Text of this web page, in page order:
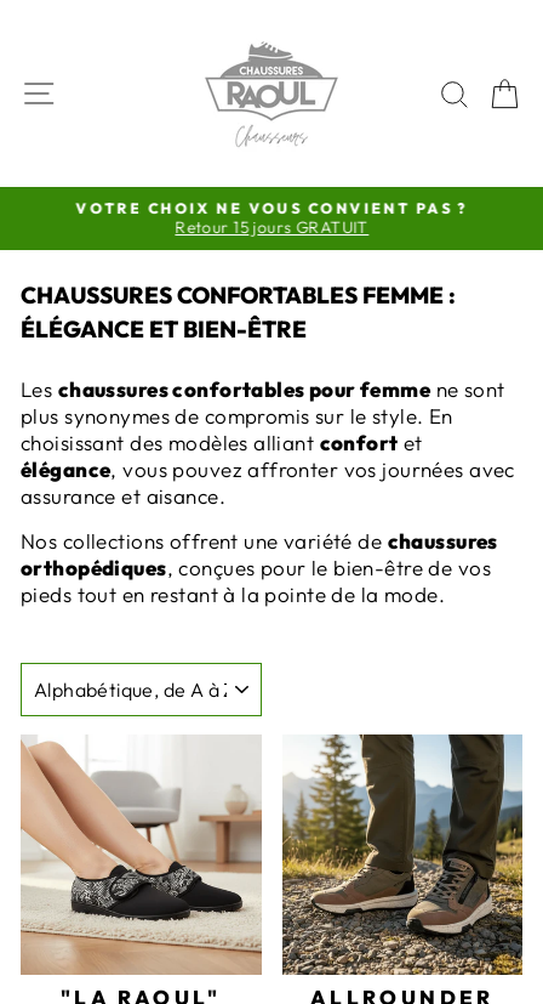
NAVIGATION
Diaporama
Pause
VOTRE CHOIX NE VOUS CONVIENT PAS ?
Retour 15 jours GRATUIT
CHAUSSURES CONFORTABLES FEMME :
ÉLÉGANCE ET BIEN-ÊTRE
Les chaussures confortables pour femmene sont
plus synonymes de compromis sur le style. En
choisissant des modèles alliant confort et
élégance, vous pouvez affronter vos journées avec
assurance et aisance.
Nos collections offrent une variété de chaussures
orthopédiques, conçues pour le bien-être de vos
pieds tout en restant à la pointe de la mode.
"LA RAOUL"
ALLROUNDER